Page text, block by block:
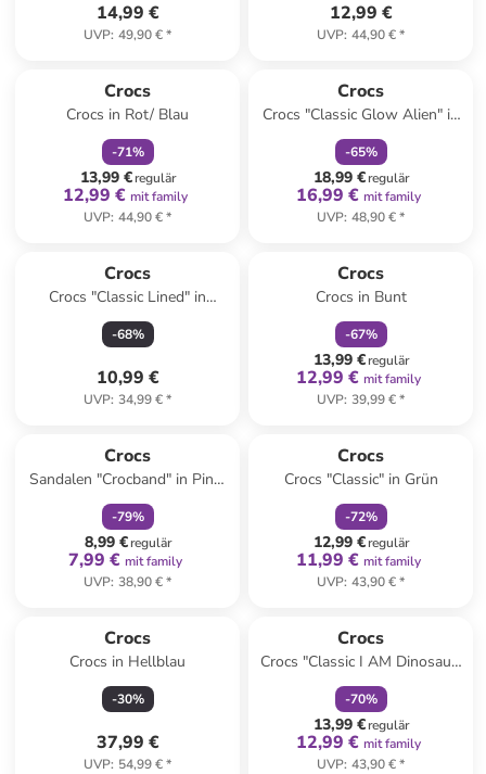
14,99 €
UVP: 49,90 €*
12,99 €
UVP: 44,90 €*
Crocs
Crocs in Rot/ Blau
-71%
13,99 €regulär
12,99 € mit family
UVP: 44,90 €*
Crocs
Crocs "Classic Glow Alien" in
Weiß/ Grün
-65%
18,99 €regulär
16,99 € mit family
UVP: 48,90 €*
Crocs
Crocs "Classic Lined" in
Dunkelblau
-68%
10,99 €
UVP: 34,99 €*
Crocs
Crocs in Bunt
-67%
13,99 €regulär
12,99 € mit family
UVP: 39,99 €*
Crocs
Sandalen "Crocband" in Pink/
Lila
-79%
8,99 €regulär
7,99 € mit family
UVP: 38,90 €*
Crocs
Crocs "Classic" in Grün
-72%
12,99 €regulär
11,99 € mit family
UVP: 43,90 €*
Crocs
Crocs in Hellblau
-30%
37,99 €
UVP: 54,99 €*
Crocs
Crocs "Classic I AM Dinosaur"
in Grün
-70%
13,99 €regulär
12,99 € mit family
UVP: 43,90 €*